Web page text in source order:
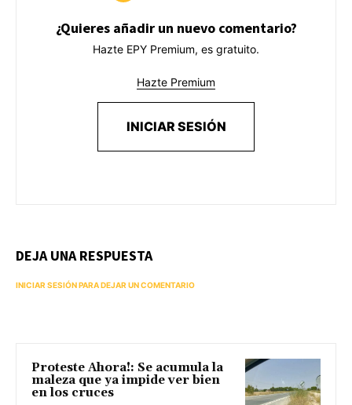
¿Quieres añadir un nuevo comentario?
Hazte EPY Premium, es gratuito.
Hazte Premium
INICIAR SESIÓN
DEJA UNA RESPUESTA
INICIAR SESIÓN PARA DEJAR UN COMENTARIO
Proteste Ahora!: Se acumula la
maleza que ya impide ver bien
en los cruces